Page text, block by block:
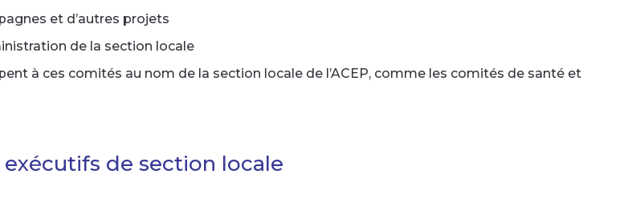
et d’autres projets
de la section locale
à ces comités au nom de la section locale de l’ACEP, comme les comités de santé et
de section locale